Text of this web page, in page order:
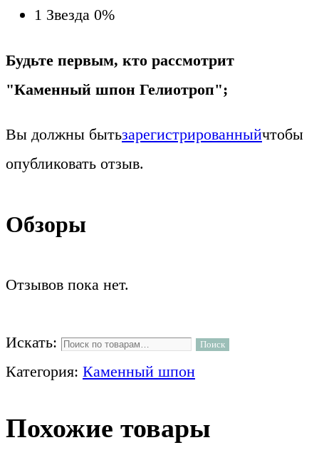
1 Звезда 0%
Будьте первым, кто рассмотрит
"Каменный шпон Гелиотроп";
Вы должны бытьзарегистрированныйчтобы
опубликовать отзыв.
Обзоры
Отзывов пока нет.
Искать: Поиск
Категория: Каменный шпон
Похожие товары